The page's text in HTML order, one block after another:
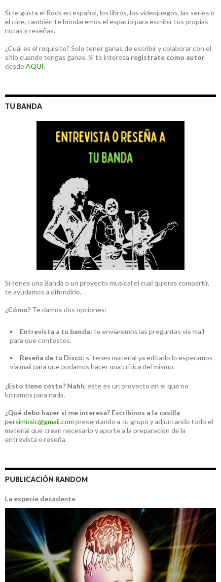
Si te gusta el Rock en español, los libros, los videojuegos, las series o
el cine, también te brindaremos el espacio para escribir tus propias
notas y reseñas.
¿Cuál es el requisito? Solo tener ganas de escribir y colaborar con el
sitio cuando tengas ganas. Si te interesa registrate como autor
desdeAQUÍ.
TU BANDA
Si tenes una Banda o un proyecto musical el cual quieras compartir,
te ayudamos a difundirlo.
¿Cómo? Te damos dos opciones:
Entrevista a tu banda: te enviaremos las preguntas vía mail
para que contestes.
Reseña de tu Disco: si tenes material ya editado lo esperamos
vía mail para que podamos hacer una crítica del mismo.
¿Esto tiene costo? Nahh, este es un proyecto en el que no
lucramos para nada.
¿Qué debo hacer si me interesa? Escribinos a la casilla
persimusic@gmail.com presentando a tu grupo y adjuntando todo el
material que crean necesario y aporte a la preparación de la
entrevista o reseña.
PUBLICACIÓN RANDOM
La especie decadente